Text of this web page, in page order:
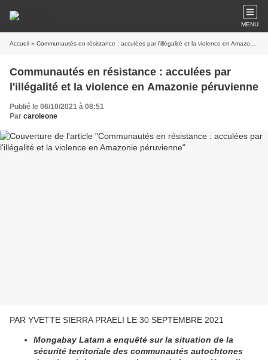
MENU
Accueil » Communautés en résistance : acculées par l'illégalité et la violence en Amazonie péruvienne
Communautés en résistance : acculées par
l'illégalité et la violence en Amazonie péruvienne
Publié le 06/10/2021 à 08:51
Par caroleone
PAR YVETTE SIERRA PRAELI LE 30 SEPTEMBRE 2021
Mongabay Latam a enquêté sur la situation de la
sécurité territoriale des communautés autochtones